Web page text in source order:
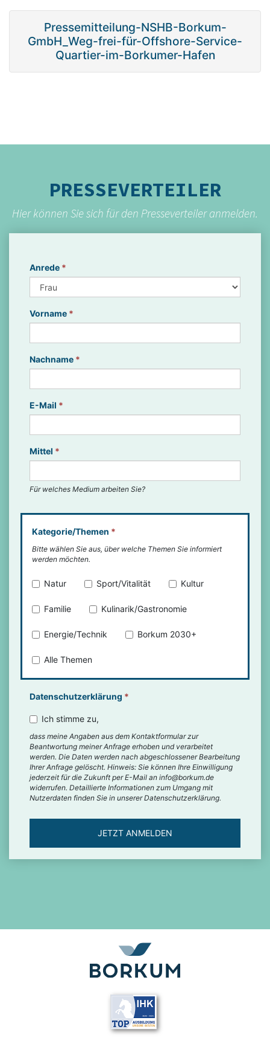
Pressemitteilung-NSHB-Borkum-
GmbH_Weg-frei-für-Offshore-Service-
Quartier-im-Borkumer-Hafen
PRESSEVERTEILER
Hier können Sie sich für den Presseverteiler anmelden.
Anrede *
Vorname *
Nachname *
E-Mail *
Mittel *
Für welches Medium arbeiten Sie?
Kategorie/Themen *
Bitte wählen Sie aus, über welche Themen Sie informiert
werden möchten.
Natur Sport/Vitalität Kultur
Familie Kulinarik/Gastronomie
Energie/Technik Borkum 2030+
Alle Themen
Datenschutzerklärung *
Ich stimme zu,
dass meine Angaben aus dem Kontaktformular zur
Beantwortung meiner Anfrage erhoben und verarbeitet
werden. Die Daten werden nach abgeschlossener Bearbeitung
Ihrer Anfrage gelöscht. Hinweis: Sie können Ihre Einwilligung
jederzeit für die Zukunft per E-Mail an info@borkum.de
widerrufen. Detaillierte Informationen zum Umgang mit
Nutzerdaten finden Sie in unserer Datenschutzerklärung.
JETZT ANMELDEN